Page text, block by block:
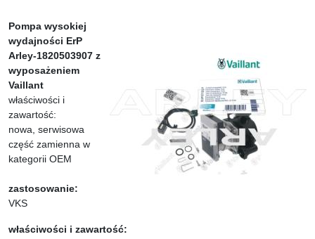
Pompa wysokiej
wydajności ErP
Arley-1820503907 z
wyposażeniem
Vaillant
właściwości i
zawartość:
nowa, serwisowa
część zamienna w
kategorii OEM
zastosowanie:
VKS
właściwości i zawartość: